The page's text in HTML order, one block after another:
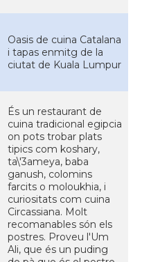
Oasis de cuina Catalana
i tapas enmitg de la
ciutat de Kuala Lumpur
És un restaurant de
cuina tradicional egipcia
on pots trobar plats
tipics com koshary,
ta\'3ameya, baba
ganush, colomins
farcits o moloukhia, i
curiositats com cuina
Circassiana. Molt
recomanables són els
postres. Proveu l'Um
Ali, que és un puding